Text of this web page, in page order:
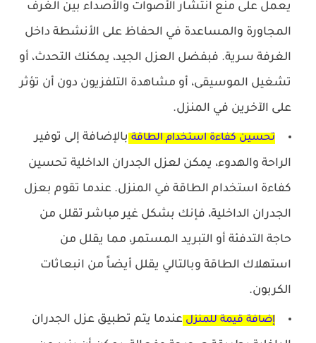
يعمل على منع انتشار الأصوات والأصداء بين الغرف
المجاورة والمساعدة في الحفاظ على الأنشطة داخل
الغرفة سرية. فبفضل العزل الجيد، يمكنك التحدث، أو
تشغيل الموسيقى، أو مشاهدة التلفزيون دون أن تؤثر
على الآخرين في المنزل.
تحسين كفاءة استخدام الطاقة بالإضافة إلى توفير
الراحة والهدوء، يمكن لعزل الجدران الداخلية تحسين
كفاءة استخدام الطاقة في المنزل. عندما تقوم بعزل
الجدران الداخلية، فإنك بشكل غير مباشر تقلل من
حاجة التدفئة أو التبريد المستمر، مما يقلل من
استهلاك الطاقة وبالتالي يقلل أيضاً من انبعاثات
الكربون.
إضافة قيمة للمنزل عندما يتم تطبيق عزل الجدران